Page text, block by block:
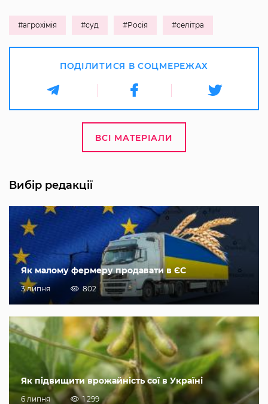
#агрохімія #суд #Росія #селітра
ПОДІЛИТИСЯ В СОЦМЕРЕЖАХ
ВСІ МАТЕРІАЛИ
Вибір редакції
Як малому фермеру продавати в ЄС
3 липня 802
Як підвищити врожайність сої в Україні
6 липня 1 299